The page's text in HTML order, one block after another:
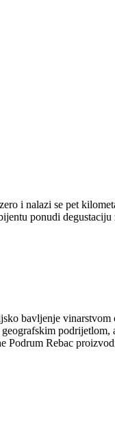
i nalazi se pet
ponudi
bavljenje
Podrum Rebac